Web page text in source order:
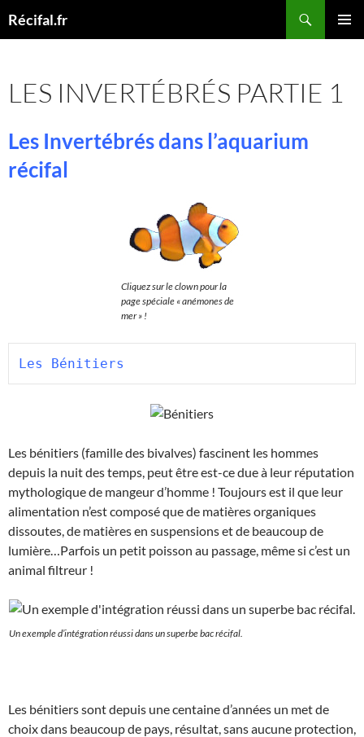
auRécifal.fr
LES INVERTÉBRÉS PARTIE 1
Les Invertébrés dans l’aquarium
récifal
Cliquez sur le clown pour la
page spéciale « anémones de
mer » !
Les Bénitiers
Les bénitiers (famille des bivalves) fascinent les hommes
depuis la nuit des temps, peut être est-ce due à leur réputation
mythologique de mangeur d’homme ! Toujours est il que leur
alimentation n’est composé que de matières organiques
dissoutes, de matières en suspensions et de beaucoup de
lumière…Parfois un petit poisson au passage, même si c’est un
animal filtreur !
Un exemple d’intégration réussi dans un superbe bac récifal.
Les bénitiers sont depuis une centaine d’années un met de
choix dans beaucoup de pays, résultat, sans aucune protection,